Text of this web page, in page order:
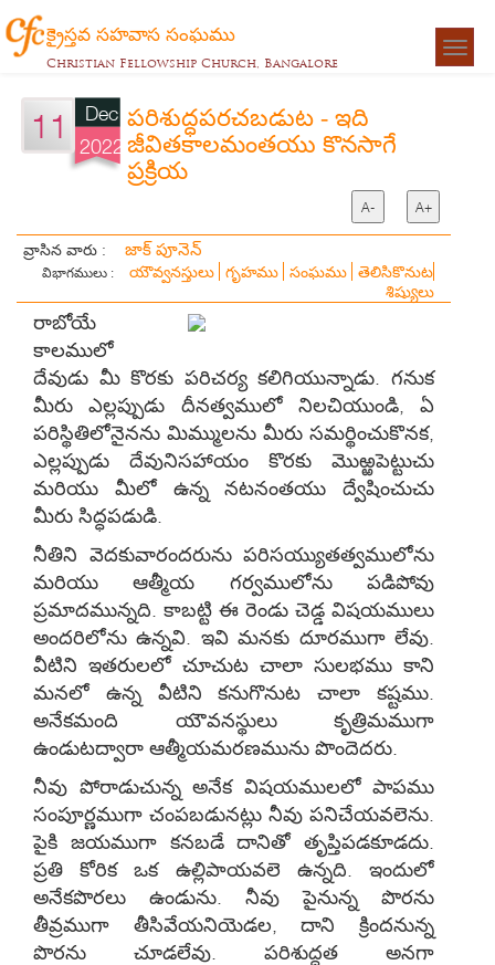
క్రైస్తవ సహవాస సంఘము
Christian Fellowship Church, Bangalore
11
Dec
2022
పరిశుద్ధపరచబడుట - ఇది
జీవితకాలమంతయు కొనసాగే
ప్రక్రియ
A- A+
వ్రాసిన వారు : జాక్ పూనెన్
విభాగములు : యౌవ్వనస్తులు గృహము సంఘము తెలిసికొనుట
శిష్యులు
రాబోయే
కాలములో
దేవుడు మీ కొరకు పరిచర్య కలిగియున్నాడు. గనుక
మీరు ఎల్లప్పుడు దీనత్వములో నిలచియుండి, ఏ
పరిస్థితిలోనైనను మిమ్ములను మీరు సమర్థించుకొనక,
ఎల్లప్పుడు దేవునిసహాయం కొరకు మొఱ్ఱపెట్టుచు
మరియు మీలో ఉన్న నటనంతయు ద్వేషించుచు
మీరు సిద్ధపడుడి.
నీతిని వెదకువారందరును పరిసయ్యుతత్వములోను
మరియు ఆత్మీయ గర్వములోను పడిపోవు
ప్రమాదమున్నది. కాబట్టి ఈ రెండు చెడ్డ విషయములు
అందరిలోను ఉన్నవి. ఇవి మనకు దూరముగా లేవు.
వీటిని ఇతరులలో చూచుట చాలా సులభము కాని
మనలో ఉన్న వీటిని కనుగొనుట చాలా కష్టము.
అనేకమంది యౌవనస్థులు కృత్రిమముగా
ఉండుటద్వారా ఆత్మీయమరణమును పొందెదరు.
నీవు పోరాడుచున్న అనేక విషయములలో పాపము
సంపూర్ణముగా చంపబడునట్లు నీవు పనిచేయవలెను.
పైకి జయముగా కనబడే దానితో తృప్తిపడకూడదు.
ప్రతి కోరిక ఒక ఉల్లిపాయవలె ఉన్నది. ఇందులో
అనేకపొరలు ఉండును. నీవు పైనున్న పొరను
తీవ్రముగా తీసివేయనియెడల, దాని క్రిందనున్న
పొరను చూడలేవు. పరిశుద్ధత అనగా